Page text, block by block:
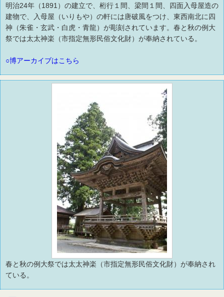
明治24年（1891）の建立で、桁行１間、梁間１間、四面入母屋造の
建物で、入母屋（いりもや）の軒には唐破風をつけ、東西南北に四
神（朱雀・玄武・白虎・青龍）が彫刻されています。春と秋の例大
祭では太太神楽（市指定無形民俗文化財）が奉納されている。
○博アーカイブはこちら
春と秋の例大祭では太太神楽（市指定無形民俗文化財）が奉納され
ている。